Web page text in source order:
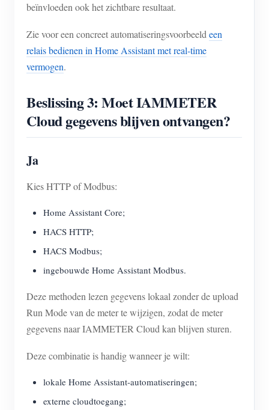
beïnvloeden ook het zichtbare resultaat.
Zie voor een concreet automatiseringsvoorbeeldeen
relais bedienen in Home Assistant met real-time
vermogen.
Beslissing 3: Moet IAMMETER
Cloud gegevens blijven ontvangen?
Ja
Kies HTTP of Modbus:
Home Assistant Core;
HACS HTTP;
HACS Modbus;
ingebouwde Home Assistant Modbus.
Deze methoden lezen gegevens lokaal zonder de upload
Run Mode van de meter te wijzigen, zodat de meter
gegevens naar IAMMETER Cloud kan blijven sturen.
Deze combinatie is handig wanneer je wilt:
lokale Home Assistant-automatiseringen;
externe cloudtoegang;